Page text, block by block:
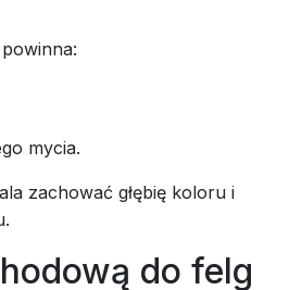
mycia.
zachować głębię koloru i
do felg